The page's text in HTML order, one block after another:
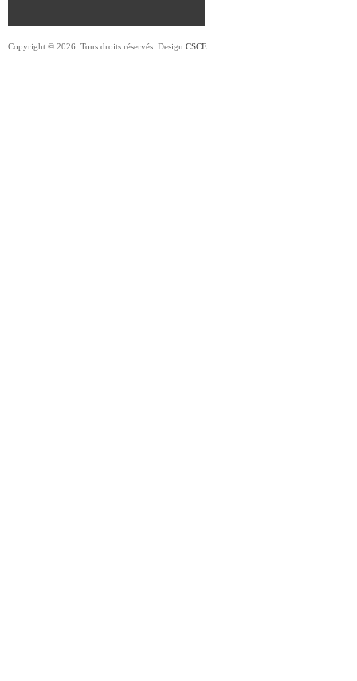
Copyright © 2026. Tous droits réservés. Design CSCE